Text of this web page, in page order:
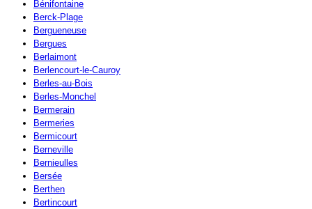
Bénifontaine
Berck-Plage
Bergueneuse
Bergues
Berlaimont
Berlencourt-le-Cauroy
Berles-au-Bois
Berles-Monchel
Bermerain
Bermeries
Bermicourt
Berneville
Bernieulles
Bersée
Berthen
Bertincourt